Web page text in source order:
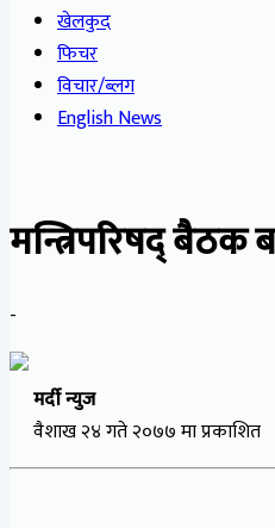
खेलकुद
फिचर
विचार/ब्लग
English News
मन्त्रिपरिषद् बैठक
-
मर्दी न्युज
वैशाख २४ गते २०७७ मा प्रकाशित